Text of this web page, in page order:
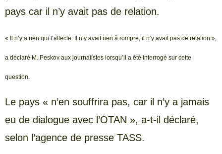
pays car il n’y avait pas de relation.
« Il n’y a rien qui l’affecte. Il n’y avait rien à rompre, il n’y avait pas de relation »,
a déclaré M. Peskov aux journalistes lorsqu’il a été interrogé sur cette
question.
Le pays « n’en souffrira pas, car il n’y a jamais
eu de dialogue avec l’OTAN », a-t-il déclaré,
selon l’agence de presse TASS.